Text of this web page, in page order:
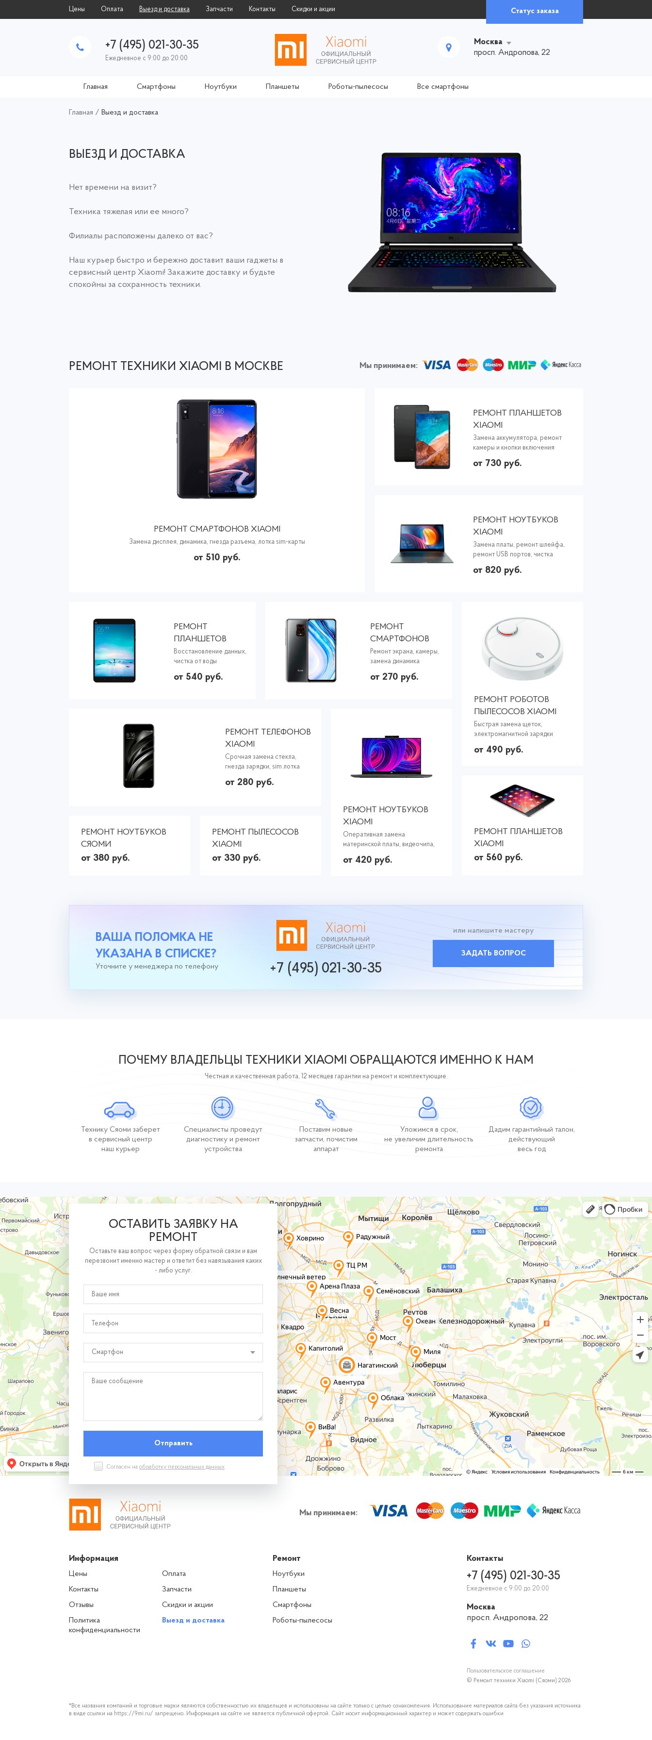
Цены Оплата Выезд и доставка Запчасти Контакты Скидки и акции Статус заказа
+7 (495) 021-30-35
Ежедневное с 9:00 до 20:00
Москва
просп. Андропова, 22
Главная Смартфоны Ноутбуки Планшеты Роботы-пылесосы Все смартфоны
Главная / Выезд и доставка
ВЫЕЗД И ДОСТАВКА
Нет времени на визит?
Техника тяжелая или ее много?
Филиалы расположены далеко от вас?
Наш курьер быстро и бережно доставит ваши гаджеты в
сервисный центр Xiaomi! Закажите доставку и будьте
спокойны за сохранность техники.
РЕМОНТ ТЕХНИКИ XIAOMI В МОСКВЕ Мы принимаем:
РЕМОНТ СМАРТФОНОВ XIAOMI
Замена дисплея, динамика, гнезда разъема, лотка sim-карты
от 510 руб.
РЕМОНТ ПЛАНШЕТОВ
XIAOMI
Замена аккумулятора, ремонт
камеры и кнопки включения
от 730 руб.
РЕМОНТ НОУТБУКОВ
XIAOMI
Замена платы, ремонт шлейфа,
ремонт USB портов, чистка
от 820 руб.
РЕМОНТ
ПЛАНШЕТОВ
XIAOMI
Восстановление данных,
чистка от воды
от 540 руб.
РЕМОНТ
СМАРТФОНОВ
XIAOMI
Ремонт экрана, камеры,
замена динамика
от 270 руб.
РЕМОНТ ТЕЛЕФОНОВ
XIAOMI
Срочная замена стекла,
гнезда зарядки, sim лотка
от 280 руб.
РЕМОНТ НОУТБУКОВ
XIAOMI
Оперативная замена
материнской платы, видеочипа,
термопасты
от 420 руб.
РЕМОНТ НОУТБУКОВ
СЯОМИ
от 380 руб.
РЕМОНТ ПЫЛЕСОСОВ
XIAOMI
от 330 руб.
РЕМОНТ РОБОТОВ
ПЫЛЕСОСОВ XIAOMI
Быстрая замена щеток,
электромагнитной зарядки
от 490 руб.
РЕМОНТ ПЛАНШЕТОВ
XIAOMI
от 560 руб.
ВАША ПОЛОМКА НЕ
УКАЗАНА В СПИСКЕ?
Уточните у менеджера по телефону +7 (495) 021-30-35
или напишите мастеру
ЗАДАТЬ ВОПРОС
ПОЧЕМУ ВЛАДЕЛЬЦЫ ТЕХНИКИ XIAOMI ОБРАЩАЮТСЯ ИМЕННО К НАМ
Честная и качественная работа, 12 месяцев гарантии на ремонт и комплектующие.
Технику Сяоми заберет
в сервисный центр
наш курьер
Специалисты проведут
диагностику и ремонт
устройства
Поставим новые
запчасти, почистим
аппарат
Уложимся в срок,
не увеличим длительность
ремонта
Дадим гарантийный талон,
действующий
весь год
ОСТАВИТЬ ЗАЯВКУ НА
РЕМОНТ
Оставьте ваш вопрос через форму обратной связи и вам
перезвонит именно мастер и ответит без навязывания каких
- либо услуг.
Смартфон
Согласен на обработку персональных данных
Мы принимаем:
Информация
Цены
Оплата
Контакты
Запчасти
Отзывы
Скидки и акции
Политика
конфиденциальности
Выезд и доставка
Ремонт
Ноутбуки
Планшеты
Смартфоны
Роботы-пылесосы
Контакты
+7 (495) 021-30-35
Ежедневное с 9:00 до 20:00
Москва
просп. Андропова, 22
Пользовательское соглашение
© Ремонт техники Xiaomi (Сяоми) 2026
*Все названия компаний и торговые марки являются собственностью их владельцев и использованы на сайте только с целью ознакомления. Использование материалов сайта без указания источника
в виде ссылки на https://9mi.ru/ запрещено. Информация на сайте не является публичной офертой. Сайт носит информационный характер и может содержать ошибки